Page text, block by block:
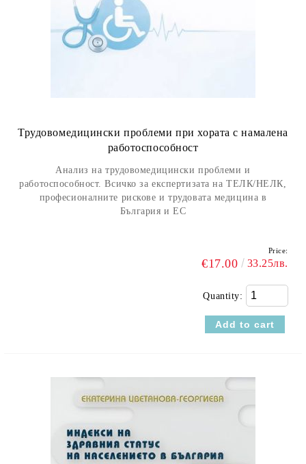
Трудовомедицински проблеми при хората с намалена
работоспособност
Анализ на трудовомедицински проблеми и
работоспособност. Всичко за експертизата на ТЕЛК/НЕЛК,
професионалните рискове и трудовата медицина в
България и ЕС
Price:
€17.00 33.25лв.
Quantity: